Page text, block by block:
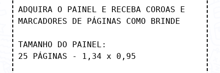
ADQUIRA O PAINEL E RECEBA COROAS E
MARCADORES DE PÁGINAS COMO BRINDE
TAMANHO DO PAINEL:
25 PÁGINAS - 1,34 x 0,95